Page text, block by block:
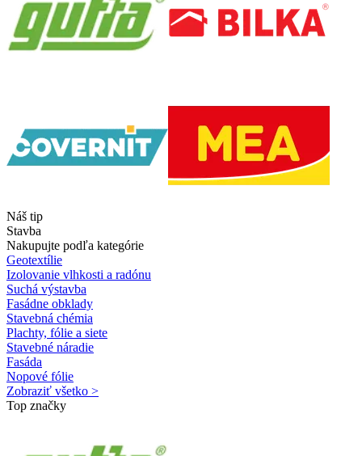
Náš tip
Stavba
Nakupujte podľa kategórie
Geotextílie
Izolovanie vlhkosti a radónu
Suchá výstavba
Fasádne obklady
Stavebná chémia
Plachty, fólie a siete
Stavebné náradie
Fasáda
Nopové fólie
Zobraziť všetko >
Top značky